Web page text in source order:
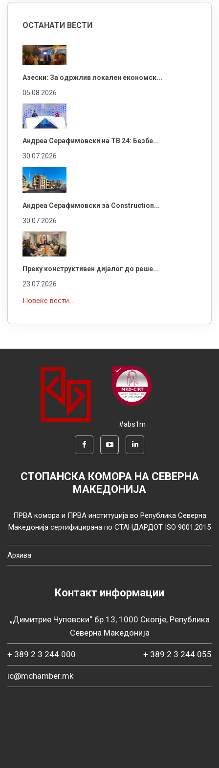
ОСТАНАТИ ВЕСТИ
Азески: За одржлив локален економск...
05.08.2026
Андреа Серафимовски на ТВ 24: Безбе...
30.07.2026
Андреа Серафимовски за Construction...
30.07.2026
Преку конструктивен дијалог до реше...
23.07.2026
Повеќе вести...
#abs1m
СТОПАНСКА КОМОРА НА СЕВЕРНА
МАКЕДОНИЈА
ПРВА комора и ПРВА институција во Република Северна
Македонија сертифицирана по СТАНДАРДОТ ISO 9001:2015
Архива
Контакт информации
„Димитрие Чуповски“ бр.13, 1000 Скопје, Република
Северна Македонија
+ 389 2 3 244 000 + 389 2 3 244 055
ic@mchamber.mk